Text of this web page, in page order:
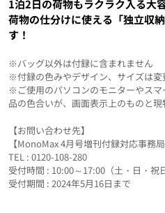
1泊2日の荷物もラクラク入る大
荷物の仕分けに使える「独立収
す！
※バッグ以外は付録に含まれません
※付録の色みやデザイン、サイズは
※ご使用のパソコンのモニターやス
品の色合いが、画面表示上のものと
【お問い合わせ先】
【MonoMax 4月号増刊付録対応事務局
TEL : 0120-108-280
受付時間 : 10:00～17:00（土・日・祝
受付期間 : 2024年5月16日まで